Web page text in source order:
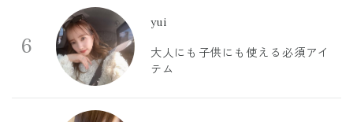
6
yui
大人にも子供にも使える必須アイ
テム